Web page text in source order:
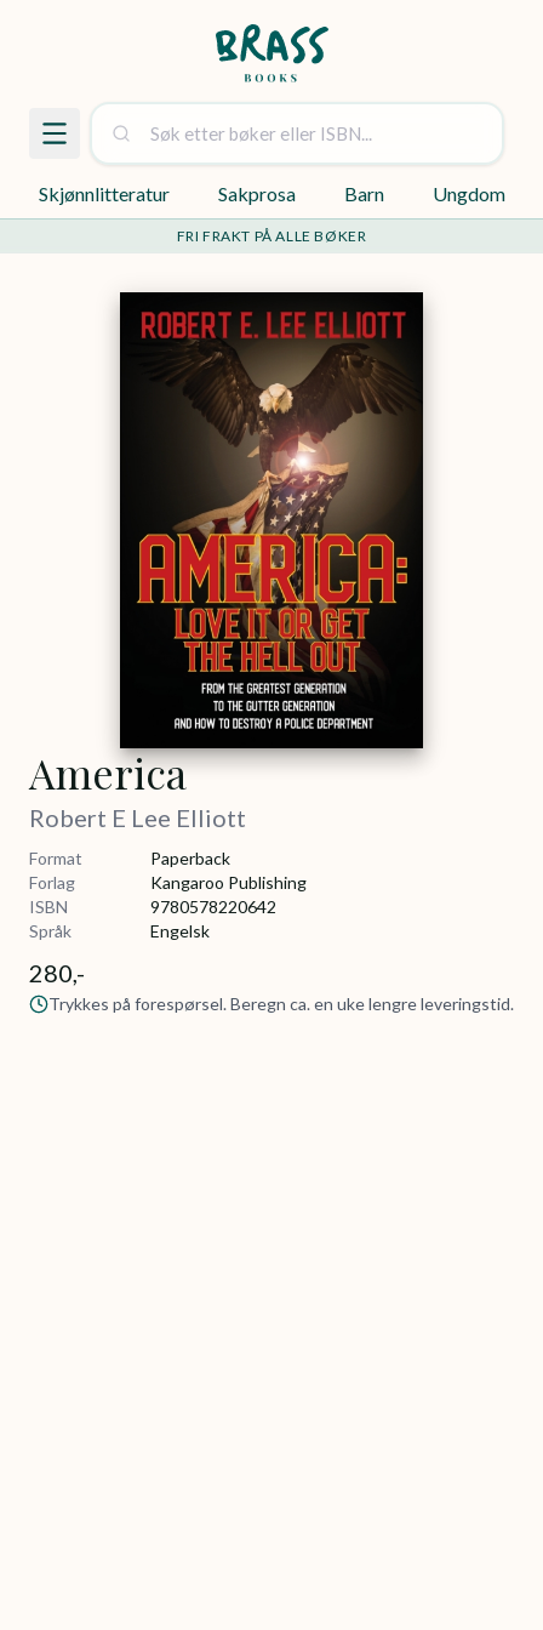
Skjønnlitteratur Sakprosa Barn Ungdom
FRI FRAKT PÅ ALLE BØKER
America
Robert E Lee Elliott
Format
Paperback
Forlag
Kangaroo Publishing
ISBN
9780578220642
Språk
Engelsk
280,-
Trykkes på forespørsel. Beregn ca. en uke lengre leveringstid.